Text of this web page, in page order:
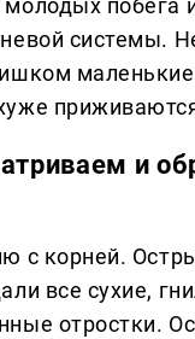
побега
системы.
маленькие
и
с корней.
все сухие,
отростки.